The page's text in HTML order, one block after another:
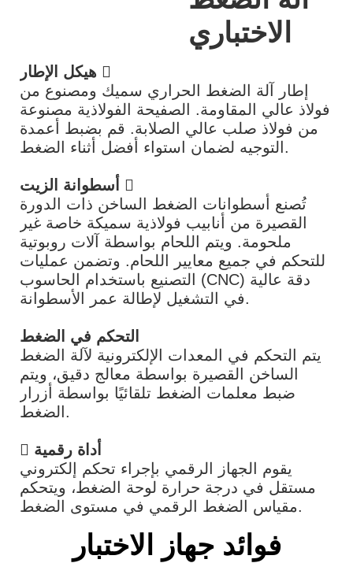
الاختباري
هيكل الإطار 
إطار آلة الضغط الحراري سميك ومصنوع من
فولاذ عالي المقاومة. الصفيحة الفولاذية مصنوعة
من فولاذ صلب عالي الصلابة. قم بضبط أعمدة
التوجيه لضمان استواء أفضل أثناء الضغط.
أسطوانة الزيت 
تُصنع أسطوانات الضغط الساخن ذات الدورة
القصيرة من أنابيب فولاذية سميكة خاصة غير
ملحومة. ويتم اللحام بواسطة آلات روبوتية
للتحكم في جميع معايير اللحام. وتضمن عمليات
التصنيع باستخدام الحاسوب (CNC) دقة عالية
في التشغيل لإطالة عمر الأسطوانة.
التحكم في الضغط
يتم التحكم في المعدات الإلكترونية لآلة الضغط
الساخن القصيرة بواسطة معالج دقيق، ويتم
ضبط معلمات الضغط تلقائيًا بواسطة أزرار
الضغط.
 أداة رقمية
يقوم الجهاز الرقمي بإجراء تحكم إلكتروني
مستقل في درجة حرارة لوحة الضغط، ويتحكم
مقياس الضغط الرقمي في مستوى الضغط.
فوائد جهاز الاختبار